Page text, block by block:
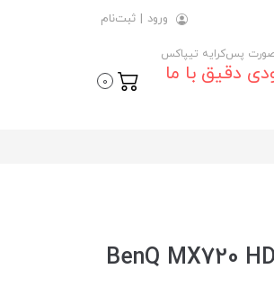
ورود | ثبت‌نام
دقیق با ما
0